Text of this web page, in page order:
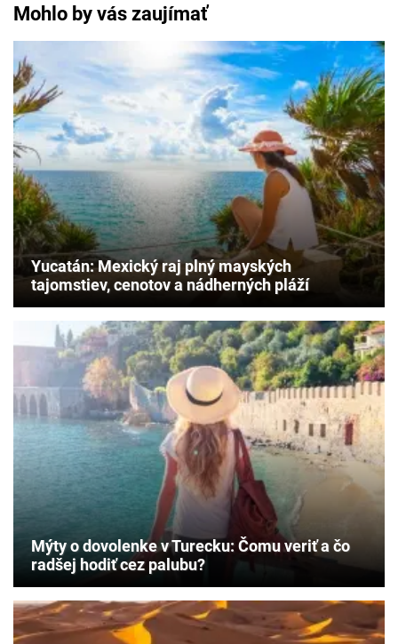
Mohlo by vás zaujímať
Yucatán: Mexický raj plný mayských
tajomstiev, cenotov a nádherných pláží
Mýty o dovolenke v Turecku: Čomu veriť a čo
radšej hodiť cez palubu?